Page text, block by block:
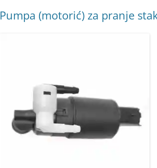
Pumpa (motorić) za pranje